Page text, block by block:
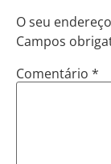
O seu
Campos
Comentário *